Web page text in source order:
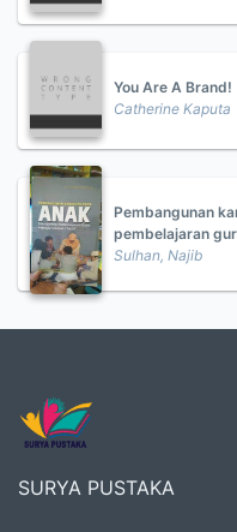
You Are A Brand!
Catherine Kaputa
Pembangunan
pembelajaran
Sulhan, Najib
SURYA PUSTAKA